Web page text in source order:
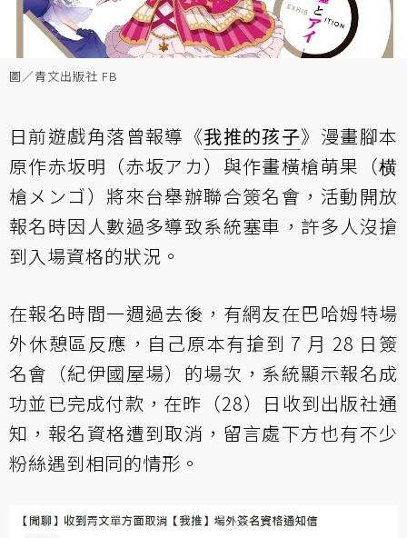
圖／青文出版社 FB
日前遊戲角落曾報導 《我推的孩子》漫畫腳本
原作赤坂明（赤坂アカ）與作畫橫槍萌果（横
槍メンゴ）將來台舉辦聯合簽名會，活動開放
報名時因人數過多導致系統塞車，許多人沒搶
到入場資格的狀況。
在報名時間一週過去後，有網友在巴哈姆特場
外休憩區反應，自己原本有搶到 7 月 28 日簽
名會（紀伊國屋場）的場次，系統顯示報名成
功並已完成付款，在昨（28）日收到出版社通
知，報名資格遭到取消，留言處下方也有不少
粉絲遇到相同的情形。